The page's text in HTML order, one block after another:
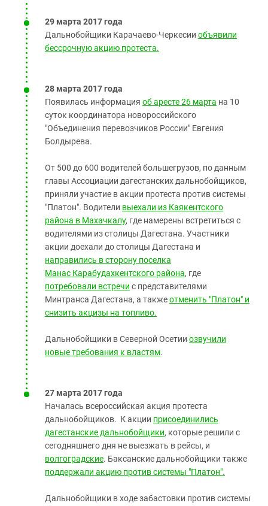
29 марта 2017 года
Дальнобойщики Карачаево-Черкесии объявили
бессрочную акцию протеста.
28 марта 2017 года
Появилась информация об аресте 26 марта на 10
суток координатора новороссийского
"Объединения перевозчиков России" Евгения
Болдырева.
От 500 до 600 водителей большегрузов, по данным
главы Ассоциации дагестанских дальнобойщиков,
приняли участие в акции протеста против системы
"Платон". Водители выехали из Каякентского
района в Махачкалу, где намерены встретиться с
водителями из столицы Дагестана. Участники
акции доехали до столицы Дагестана и
направились в сторону поселка
Манас Карабудахкентского района, где
потребовали встречи с представителями
Минтранса Дагестана, а такжеотменить "Платон" и
снизить акцизы на топливо.
Дальнобойщики в Северной Осетии озвучили
новые требования к властям.
27 марта 2017 года
Началась всероссийская акция протеста
дальнобойщиков. К акции присоединились
дагестанские дальнобойщики, которые решили с
сегодняшнего дня не выезжать в рейсы, и
волгоградские. Баксанские дальнобойщики также
поддержали акцию против системы "Платон".
Дальнобойщики в ходе забастовки против системы